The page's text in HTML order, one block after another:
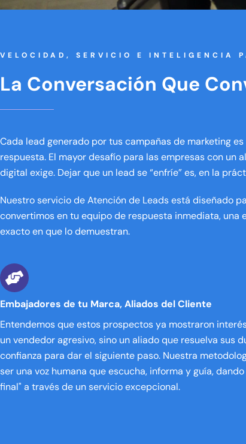
VELOCIDAD, SERVICIO E INTELIGENCIA
La Conversación Que
Cada lead generado por tus campañas de marketing
respuesta. El mayor desafío para las empresas con
digital exige. Dejar que un lead se “enfríe” es, en la
Nuestro servicio de Atención de Leads está diseñado
convertimos en tu equipo de respuesta inmediata,
exacto en que lo demuestran.
Embajadores de tu Marca, Aliados del Cliente
Entendemos que estos prospectos ya mostraron
un vendedor agresivo, sino un aliado que resuelva sus
confianza para dar el siguiente paso. Nuestra
ser una voz humana que escucha, informa y guía,
final" a través de un servicio excepcional.